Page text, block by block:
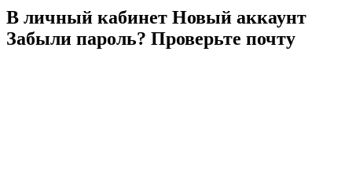
В личный кабинет Новый аккаунт
Забыли пароль? Проверьте почту